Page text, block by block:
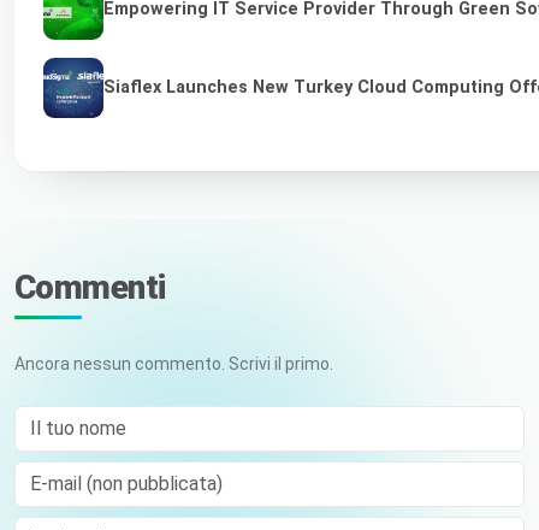
Empowering IT Service Provider Through Green
Siaflex Launches New Turkey Cloud Computing
Commenti
Ancora nessun commento. Scrivi il primo.
Il tuo nome
E-mail (non pubblicata)
Comment